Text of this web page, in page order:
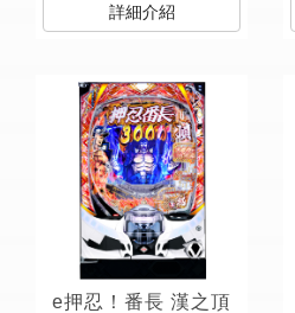
詳細介紹
e押忍！番長 漢之頂